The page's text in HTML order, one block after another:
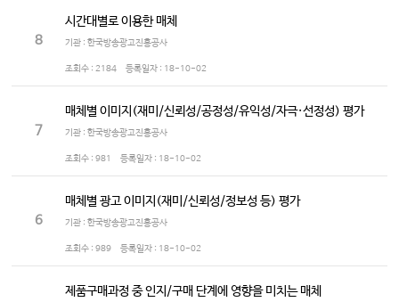
8
시간대별로 이용한 매체
기관 : 한국방송광고진흥공사
조회수 : 2184 등록일자 : 18-10-02
7
매체별 이미지(재미/신뢰성/공정성/유익성/자극·선정성) 평가
기관 : 한국방송광고진흥공사
조회수 : 981 등록일자 : 18-10-02
6
매체별 광고 이미지(재미/신뢰성/정보성 등) 평가
기관 : 한국방송광고진흥공사
조회수 : 989 등록일자 : 18-10-02
제품구매과정 중 인지/구매 단계에 영향을 미치는 매체